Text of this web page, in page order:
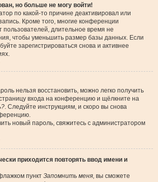
но больше не могу войти!
по какой-то причине деактивировал или
Кроме того, многие конференции
пользователей, длительное время не
чтобы уменьшить размер базы данных. Если
зарегистрироваться снова и активнее
нельзя восстановить, можно легко получить
входа на конференцию и щёлкните на
. Следуйте инструкциям, и скоро вы снова
новый пароль, свяжитесь с администратором
приходится повторять ввод имени и
пункт Запомнить меня, вы сможете